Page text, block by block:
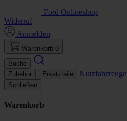
Ford Onlineshop
Widerruf
Anmelden
Warenkorb 0
Suche
Zubehör
Ersatzteile Nutzfahrzeuge
Schließen
Warenkorb